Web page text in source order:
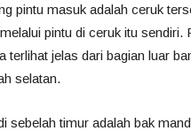
pintu masuk adalah ceruk
pintu di ceruk itu sendiri.
terlihat jelas dari bagian luar
selatan.
sebelah timur adalah bak